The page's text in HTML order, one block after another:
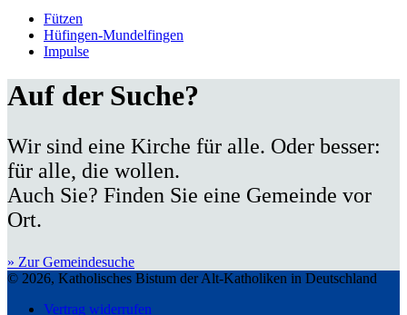
Fützen
Hüfingen-Mundelfingen
Impulse
Auf der Suche?
Wir sind eine Kirche für alle. Oder besser:
für alle, die wollen.
Auch Sie? Finden Sie eine Gemeinde vor
Ort.
» Zur Gemeindesuche
© 2026, Katholisches Bistum der Alt-Katholiken in Deutschland
Vertrag widerrufen